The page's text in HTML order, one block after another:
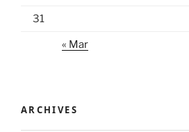
31
« Mar
ARCHIVES